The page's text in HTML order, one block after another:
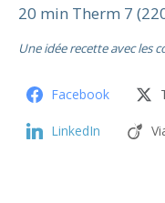
20 min Therm 7
Une idée recette avec les
Facebook
LinkedIn